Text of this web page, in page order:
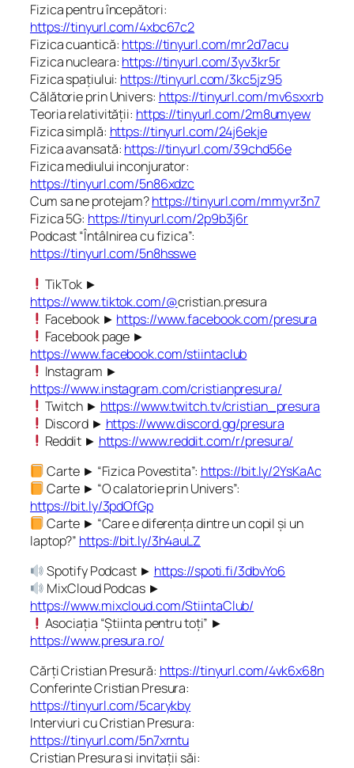
Fizica pentru începători:
https://tinyurl.com/4xbc67c2
Fizica cuantică: https://tinyurl.com/mr2d7acu
Fizica nucleara: https://tinyurl.com/3yv3kr5r
Fizica spațiului: https://tinyurl.com/3kc5jz95
Călătorie prin Univers: https://tinyurl.com/mv6sxxrb
Teoria relativității: https://tinyurl.com/2m8umyew
Fizica simplă: https://tinyurl.com/24j6ekje
Fizica avansată: https://tinyurl.com/39chd56e
Fizica mediului inconjurator:
https://tinyurl.com/5n86xdzc
Cum sa ne protejam?https://tinyurl.com/mmyvr3n7
Fizica 5G: https://tinyurl.com/2p9b3j6r
Podcast “Întâlnirea cu fizica”:
https://tinyurl.com/5n8hsswe
TikTok ►
https://www.tiktok.com/@cristian.presura
Facebook ► https://www.facebook.com/presura
Facebook page ►
https://www.facebook.com/stiintaclub
Instagram ►
https://www.instagram.com/cristianpresura/
Twitch ► https://www.twitch.tv/cristian_presura
Discord ► https://www.discord.gg/presura
Reddit ► https://www.reddit.com/r/presura/
Carte ► “Fizica Povestita”: https://bit.ly/2YsKaAc
Carte ► “O calatorie prin Univers”:
https://bit.ly/3pdOfGp
Carte ► “Care e diferența dintre un copil și un
laptop?” https://bit.ly/3h4auLZ
Spotify Podcast ► https://spoti.fi/3dbvYo6
MixCloud Podcas ►
https://www.mixcloud.com/StiintaClub/
Asociația “Știinta pentru toți” ►
https://www.presura.ro/
Cărți Cristian Presură: https://tinyurl.com/4vk6x68n
Conferinte Cristian Presura:
https://tinyurl.com/5carykby
Interviuri cu Cristian Presura:
https://tinyurl.com/5n7xrntu
Cristian Presura si invitații săi: